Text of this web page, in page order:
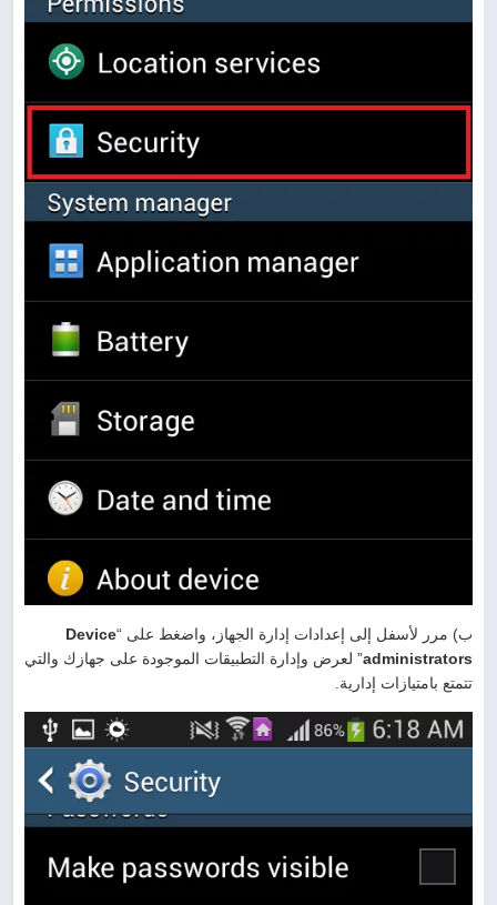
ب) مرر لأسفل إلى إعدادات إدارة الجهاز، واضغط على “Device
administrators” لعرض وإدارة التطبيقات الموجودة على جهازك والتي
تتمتع بامتيازات إدارية.